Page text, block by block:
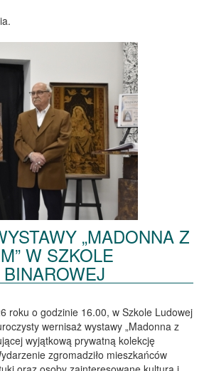
„MADONNA Z
W SZKOLE
roku o godzinie 16.00, w Szkole Ludowej
wernisaż wystawy „Madonna z
wyjątkową prywatną kolekcję
zgromadziło mieszkańców